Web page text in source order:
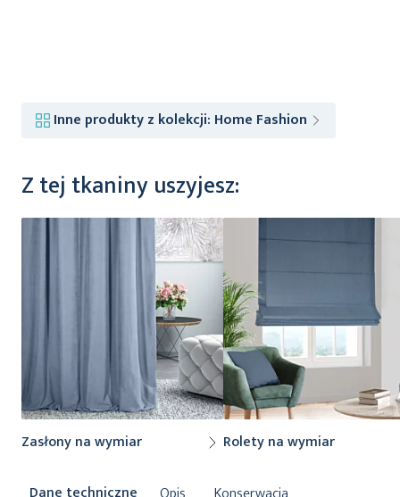
Inne produkty z kolekcji: Home Fashion
Z tej tkaniny uszyjesz:
Zasłony na wymiar Rolety na wymiar